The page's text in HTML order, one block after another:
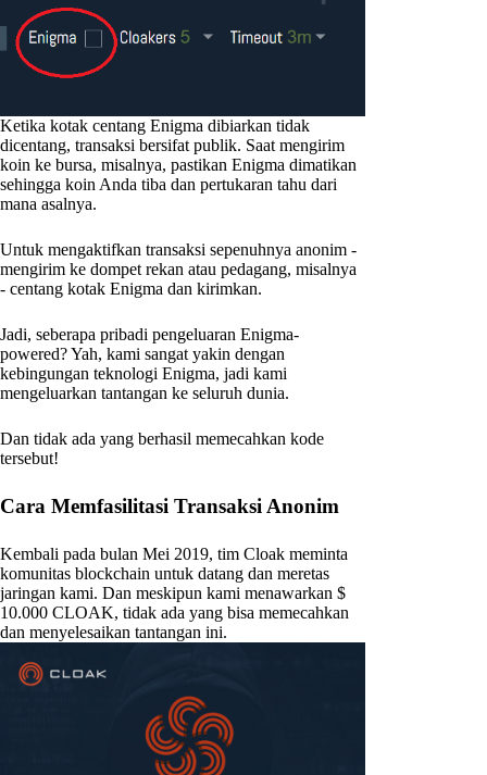
Ketika kotak centang Enigma dibiarkan tidak
dicentang, transaksi bersifat publik. Saat mengirim
koin ke bursa, misalnya, pastikan Enigma dimatikan
sehingga koin Anda tiba dan pertukaran tahu dari
mana asalnya.
Untuk mengaktifkan transaksi sepenuhnya anonim -
mengirim ke dompet rekan atau pedagang, misalnya
- centang kotak Enigma dan kirimkan.
Jadi, seberapa pribadi pengeluaran Enigma-
powered? Yah, kami sangat yakin dengan
kebingungan teknologi Enigma, jadi kami
mengeluarkan tantangan ke seluruh dunia.
Dan tidak ada yang berhasil memecahkan kode
tersebut!
Cara Memfasilitasi Transaksi Anonim
Kembali pada bulan Mei 2019, tim Cloak meminta
komunitas blockchain untuk datang dan meretas
jaringan kami. Dan meskipun kami menawarkan $
10.000 CLOAK, tidak ada yang bisa memecahkan
dan menyelesaikan tantangan ini.